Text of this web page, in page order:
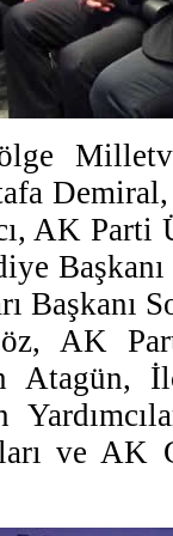
AK Parti
Başkanı
AK
Atagün,
ve AK